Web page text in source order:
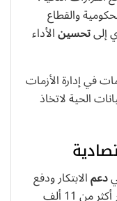
والقطاع
إلىتحسينالأداء
في إدارة الأزمات
الحية لاتخاذ
دعمالابتكار ودفع
عجلة التنمية الاقتصادية. من خلال توفير أكثر من 11 ألف